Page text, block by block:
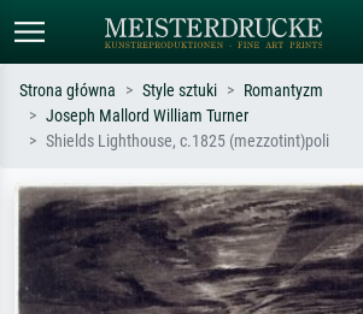
Wyszukiwanie standardowe
Monet, Gwiaździsta noc,
impresjonizm, fala Hokusaia, akt.
abstrakcja
Strona główna Style sztuki
Romantyzm
Joseph Mallord William Turner
Shields Lighthouse, c.1825 (mezzotint)poli